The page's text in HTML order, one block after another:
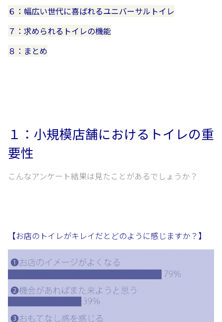
６：幅広い世代に喜ばれるユニバーサルトイレ
７：求められるトイレの機能
８ ：まとめ
１：小規模店舗におけるトイレの重
要性
こんなアンケート結果は見たことがあるでしょうか？
【お店のトイレがキレイだとどのように感じますか？】